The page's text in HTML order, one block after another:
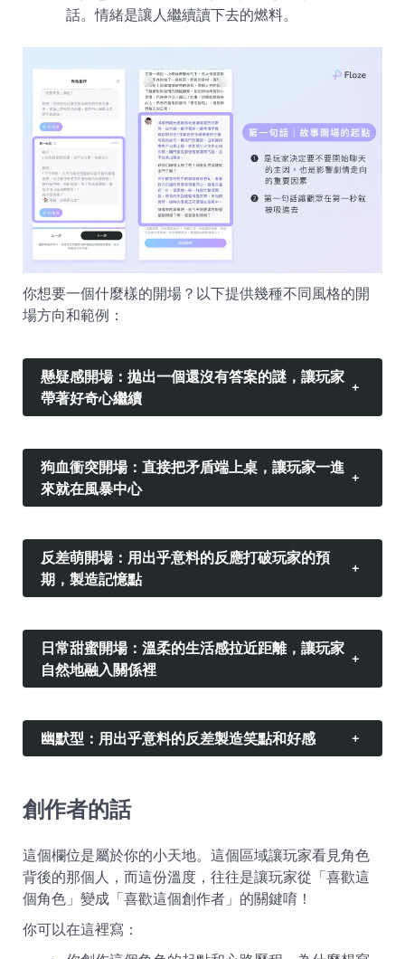
話。情緒是讓人繼續讀下去的燃料。
你想要一個什麼樣的開場？以下提供幾種不同風格的開
場方向和範例：
懸疑感開場：拋出一個還沒有答案的謎，讓玩家
帶著好奇心繼續
+
狗血衝突開場：直接把矛盾端上桌，讓玩家一進
來就在風暴中心
+
反差萌開場：用出乎意料的反應打破玩家的預
期，製造記憶點
+
日常甜蜜開場：溫柔的生活感拉近距離，讓玩家
自然地融入關係裡
+
幽默型：用出乎意料的反差製造笑點和好感 +
創作者的話
這個欄位是屬於你的小天地。這個區域讓玩家看見角色
背後的那個人，而這份溫度，往往是讓玩家從「喜歡這
個角色」變成「喜歡這個創作者」的關鍵唷！
你可以在這裡寫：